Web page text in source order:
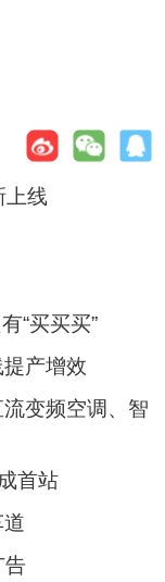
上线
“买买买”
产增效
变频空调、智
首站
告